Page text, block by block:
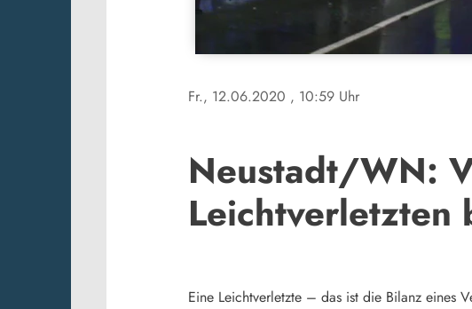
Fr., 12.06.2020 , 10:59 Uhr
Neustadt/WN:
Leichtverletzten
Eine Leichtverletzte – das ist die Bilanz eines